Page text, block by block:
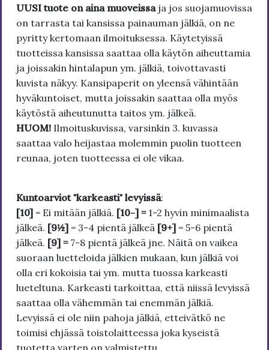
UUSI tuote on aina muoveissa ja jos suojamuovissa
on tarrasta tai kansissa painauman jälkiä, on ne
pyritty kertomaan ilmoituksessa. Käytetyissä
tuotteissa kansissa saattaa olla käytön aiheuttamia
ja joissakin hintalapun ym. jälkiä, toivottavasti
kuvista näkyy. Kansipaperit on yleensä vähintään
hyväkuntoiset, mutta joissakin saattaa olla myös
käytöstä aiheutunutta taitos ym. jälkeä.
HUOM! Ilmoituskuvissa, varsinkin 3. kuvassa
saattaa valo heijastaa molemmin puolin tuotteen
reunaa, joten tuotteessa ei ole vikaa.
Kuntoarviot "karkeasti" levyissä:
[10] = Ei mitään jälkiä. [10-] = 1-2 hyvin minimaalista
jälkeä. [9½] = 3-4 pientä jälkeä [9+] = 5-6 pientä
jälkeä. [9] = 7-8 pientä jälkeä jne. Näitä on vaikea
suoraan luetteloida jälkien mukaan, kun jälkiä voi
olla eri kokoisia tai ym. mutta tuossa karkeasti
lueteltuna. Karkeasti tarkoittaa, että niissä levyissä
saattaa olla vähemmän tai enemmän jälkiä.
Levyissä ei ole niin pahoja jälkiä, etteivätkö ne
toimisi ehjässä toistolaitteessa joka kyseistä